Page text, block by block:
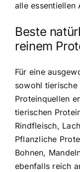
alle essentiellen
Beste
reinem
Für eine
sowohl
Proteinquellen
tierischen
Rindfleisch,
Pflanzliche
Bohnen,
ebenfalls reich